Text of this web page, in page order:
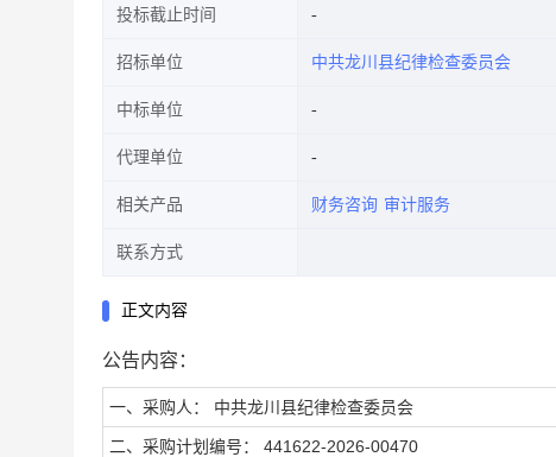
投标截止时间
招标单位 中共龙川县纪律检查委员会
中标单位
代理单位
相关产品 财务咨询 审计服务
联系方式
正文内容
公告内容：
一、采购人： 中共龙川县纪律检查委员会
二、采购计划编号： 441622-2026-00470